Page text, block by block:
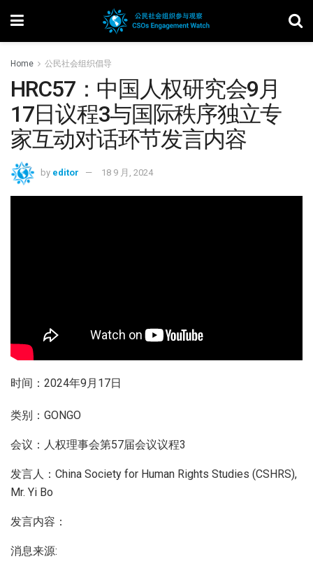
Home 公民社会组织倡导
HRC57：中国人权研究会9月
17日议程3与国际秩序独立专
家互动对话环节发言内容
by editor 18 9 月, 2024
时间：2024年9月17日
类别：GONGO
会议：人权理事会第57届会议议程3
发言人：China Society for Human Rights Studies (CSHRS),
Mr. Yi Bo
发言内容：
消息来源: